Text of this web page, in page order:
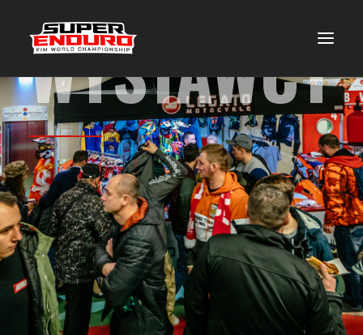
OPIS WYDARZENIA
HARMONOGRAM
ATRAKCJE DODATKOWE
DLA MEDIÓW
GALERIA
BILETY_EBILET.PL
WYSTAWCY